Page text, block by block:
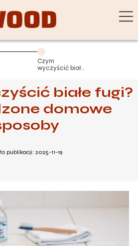
Czym
wyczyścić białe
domowe
sposobybiałe fugi?
domowe
publikacji: 2025-11-19